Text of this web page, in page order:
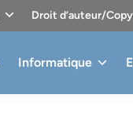
Droit d’auteur/
Informatique